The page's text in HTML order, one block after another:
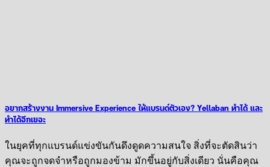
อยากสร้างงาน Immersive Experience ให้แบรนด์ตัวเอง? Yellaban ทำได้ และ
ทำได้อีกเยอะ
ในยุคที่ทุกแบรนด์แข่งขันกันดึงดูดความสนใจ สิ่งที่จะตัดสินว่า
คุณจะถูกจดจำหรือถูกมองข้าม มักขึ้นอยู่กับสิ่งเดียว นั่นคือคุณ